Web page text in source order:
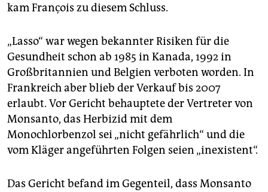
kam François zu diesem Schluss.
„Lasso“ war wegen bekannter Risiken für die
Gesundheit schon ab 1985 in Kanada, 1992 in
Großbritannien und Belgien verboten worden. In
Frankreich aber blieb der Verkauf bis 2007
erlaubt. Vor Gericht behauptete der Vertreter von
Monsanto, das Herbizid mit dem
Monochlorbenzol sei „nicht gefährlich“ und die
vom Kläger angeführten Folgen seien „inexistent“.
Das Gericht befand im Gegenteil, dass Monsanto